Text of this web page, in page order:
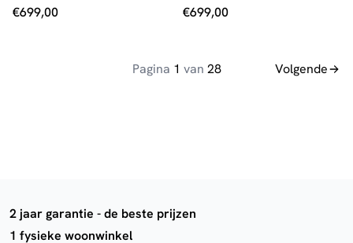
€699,00 €699,00
Pagina 1 van 28 Volgende
2 jaar garantie - de beste prijzen
1 fysieke woonwinkel